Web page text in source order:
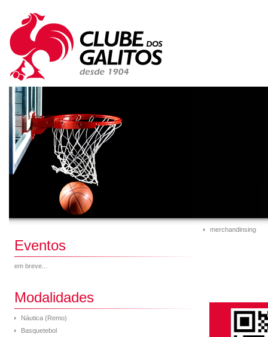
Eventos
em breve...
Modalidades
Náutica (Remo)
Basquetebol
merchandinsing